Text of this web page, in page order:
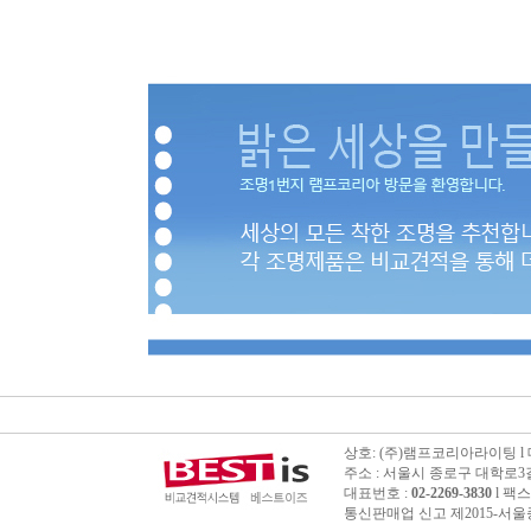
상호: (주)램프코리아라이팅 l
주소 : 서울시 종로구 대학로3
대표번호 : 02-2269-3830 l 팩
통신판매업 신고 제2015-서